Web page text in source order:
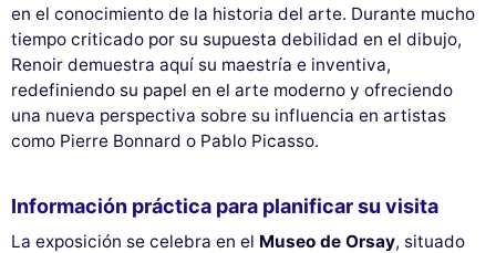
en el conocimiento de la historia del arte. Durante mucho
tiempo criticado por su supuesta debilidad en el dibujo,
Renoir demuestra aquí su maestría e inventiva,
redefiniendo su papel en el arte moderno y ofreciendo
una nueva perspectiva sobre su influencia en artistas
como Pierre Bonnard o Pablo Picasso.
Información práctica para planificar su visita
La exposición se celebra en el Museo de Orsay, situado